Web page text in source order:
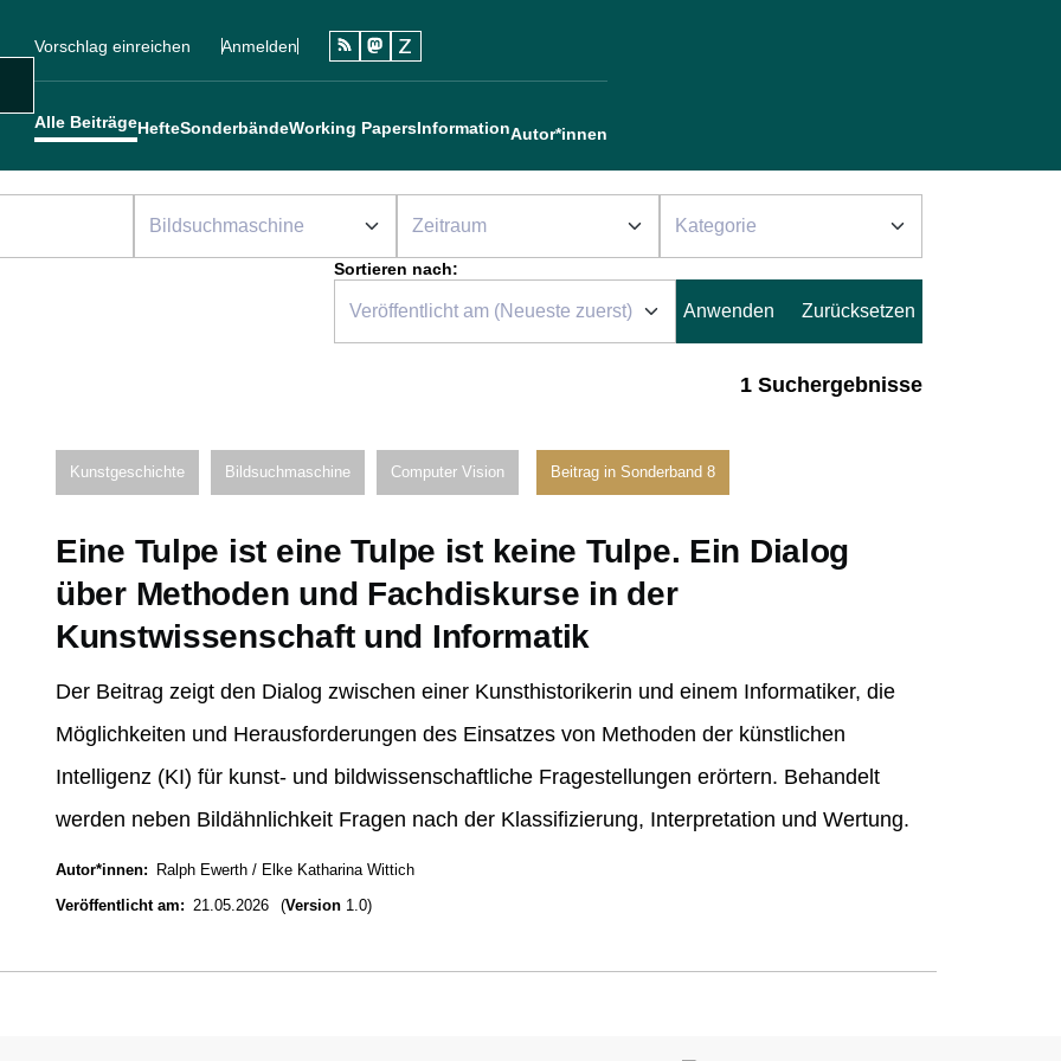
Sekundärmenü
Vorschlag einreichen
Benutzermenü
Anmelden
Social
Alle BeiträgeHefteSonderbändeWorking PapersInformationAutor*innen
Sortieren nach:
1 Suchergebnisse
Kunstgeschichte Bildsuchmaschine Computer Vision Beitrag in Sonderband 8
Eine Tulpe ist eine Tulpe ist keine Tulpe. Ein Dialog
über Methoden und Fachdiskurse in der
Kunstwissenschaft und Informatik
Der Beitrag zeigt den Dialog zwischen einer Kunsthistorikerin und einem Informatiker, die
Möglichkeiten und Herausforderungen des Einsatzes von Methoden der künstlichen
Intelligenz (KI) für kunst- und bildwissenschaftliche Fragestellungen erörtern. Behandelt
werden neben Bildähnlichkeit Fragen nach der Klassifizierung, Interpretation und Wertung.
Autor*innen Ralph Ewerth
Elke Katharina Wittich
Veröffentlicht am
21.05.2026 (Version 1.0)